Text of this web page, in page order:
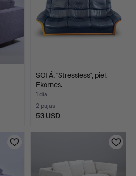
SOFÁ. "Stressless", piel,
Ekornes.
1 día
2 pujas
53 USD